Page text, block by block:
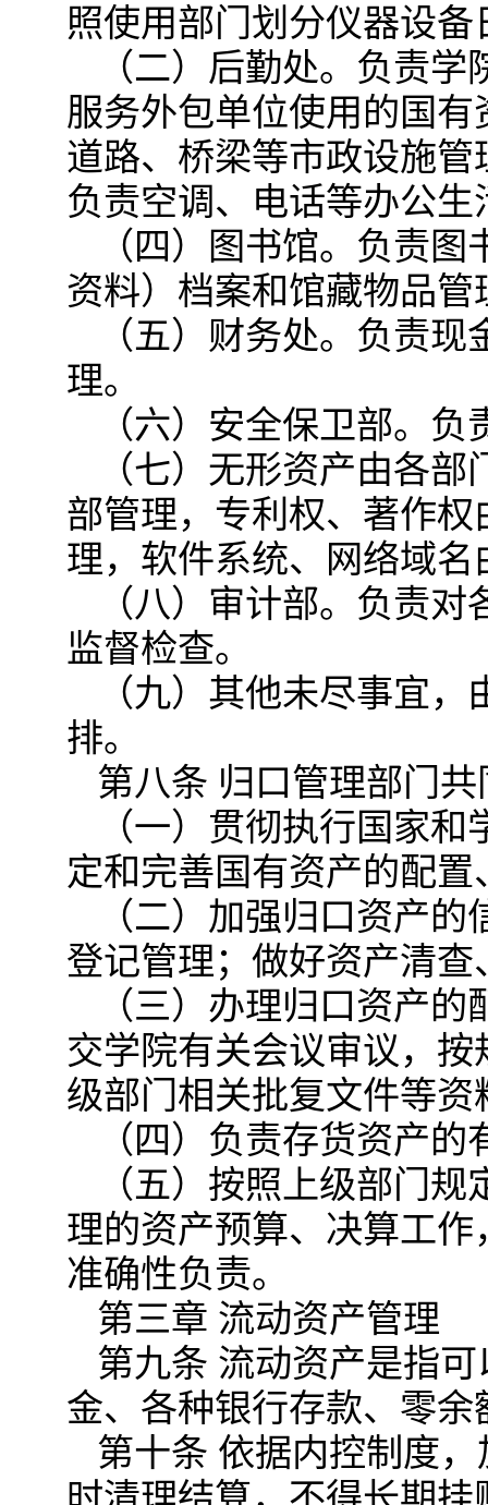
照使用部门划分仪器设
（二）后勤处。负责
服务外包单位使用的国
道路、桥梁等市政设施
负责空调、电话等办公生
（四）图书馆。负责
资料）档案和馆藏物品管
（五）财务处。负责
理。
（六）安全保卫部。
（七）无形资产由各
部管理，专利权、著作
理，软件系统、网络域
（八）审计部。负责
监督检查。
（九）其他未尽事宜
排。
第八条 归口管理部门
（一）贯彻执行国家
定和完善国有资产的配
（二）加强归口资产
登记管理；做好资产清
（三）办理归口资产
交学院有关会议审议，
级部门相关批复文件等
（四）负责存货资产
（五）按照上级部门
理的资产预算、决算工
准确性负责。
第三章 流动资产管理
第九条 流动资产是指
金、各种银行存款、零
第十条 依据内控制度